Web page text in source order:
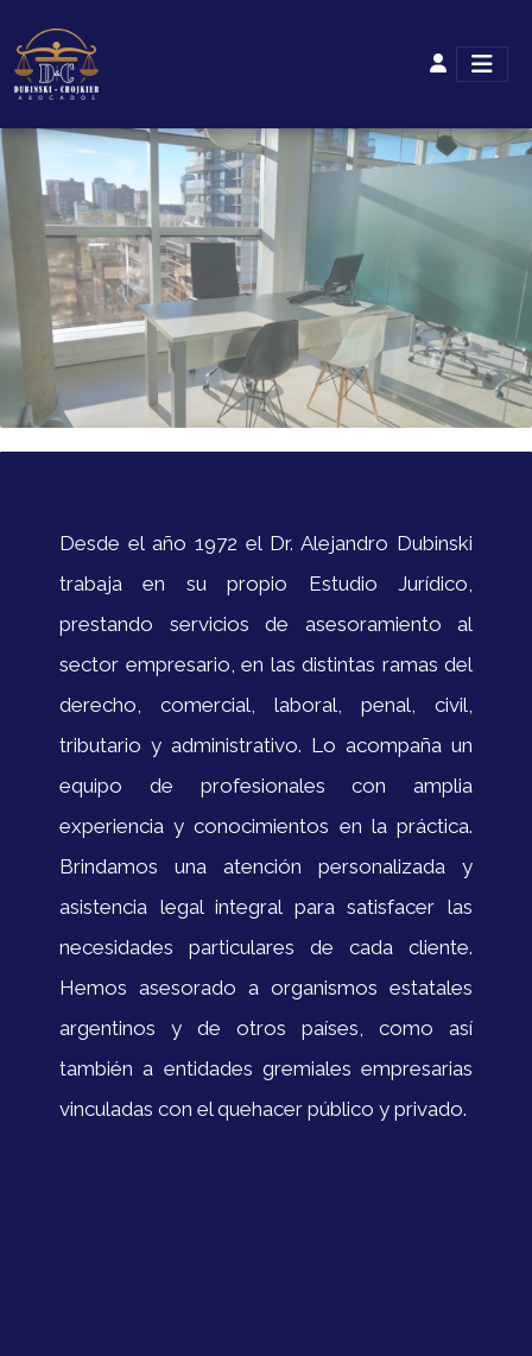
Desde el año 1972 el Dr. Alejandro Dubinski
trabaja en su propio Estudio Jurídico,
prestando servicios de asesoramiento al
sector empresario, en las distintas ramas del
derecho, comercial, laboral, penal, civil,
tributario y administrativo. Lo acompaña un
equipo de profesionales con amplia
experiencia y conocimientos en la práctica.
Brindamos una atención personalizada y
asistencia legal integral para satisfacer las
necesidades particulares de cada cliente.
Hemos asesorado a organismos estatales
argentinos y de otros países, como así
también a entidades gremiales empresarias
vinculadas con el quehacer público y privado.